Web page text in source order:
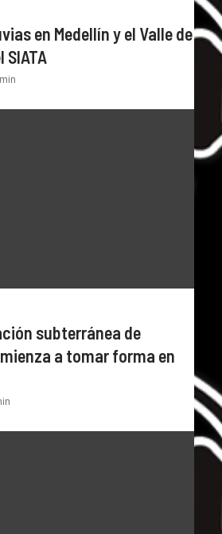
en Medellín y el Valle de
subterránea de
a tomar forma en